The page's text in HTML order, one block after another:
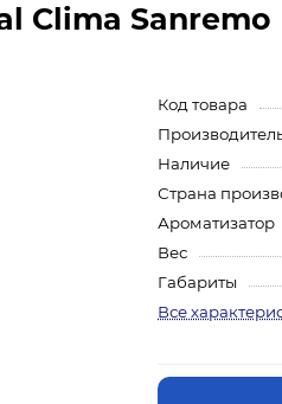
Clima Sanremo
Код товара
Наличие
Страна
Ароматизатор
Вес
Габариты
Все